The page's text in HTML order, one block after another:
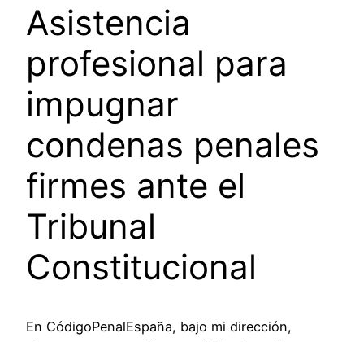
Asistencia
profesional para
impugnar
condenas penales
firmes ante el
Tribunal
Constitucional
En CódigoPenalEspaña, bajo mi dirección,